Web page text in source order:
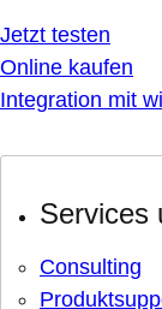
Jetzt testen
Online kaufen
Integration mit
Services
Consulting